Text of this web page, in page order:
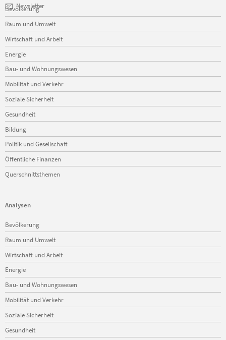
Newsletter
Navigation
überspringen
Bevölkerung
Raum und Umwelt
Wirtschaft und Arbeit
Energie
Bau- und Wohnungswesen
Mobilität und Verkehr
Soziale Sicherheit
Gesundheit
Bildung
Politik und Gesellschaft
Öffentliche Finanzen
Querschnittsthemen
Analysen
Navigation
überspringen
Bevölkerung
Raum und Umwelt
Wirtschaft und Arbeit
Energie
Bau- und Wohnungswesen
Mobilität und Verkehr
Soziale Sicherheit
Gesundheit